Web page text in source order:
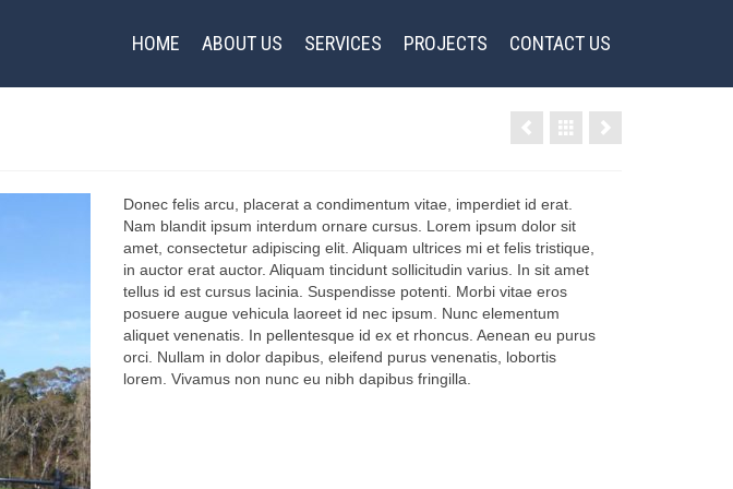
HOME ABOUT US SERVICES PROJECTS CONTACT US
Donec felis arcu, placerat a condimentum vitae, imperdiet id erat.
Nam blandit ipsum interdum ornare cursus. Lorem ipsum dolor sit
amet, consectetur adipiscing elit. Aliquam ultrices mi et felis tristique,
in auctor erat auctor. Aliquam tincidunt sollicitudin varius. In sit amet
tellus id est cursus lacinia. Suspendisse potenti. Morbi vitae eros
posuere augue vehicula laoreet id nec ipsum. Nunc elementum
aliquet venenatis. In pellentesque id ex et rhoncus. Aenean eu purus
orci. Nullam in dolor dapibus, eleifend purus venenatis, lobortis
lorem. Vivamus non nunc eu nibh dapibus fringilla.